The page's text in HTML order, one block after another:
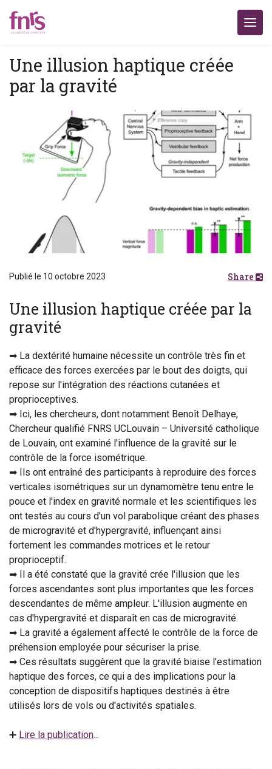
Une illusion haptique créée
par la gravité
Publié le 10 octobre 2023 Share
Une illusion haptique créée par la
gravité
➡ La dextérité humaine nécessite un contrôle très fin et
efficace des forces exercées par le bout des doigts, qui
repose sur l'intégration des réactions cutanées et
proprioceptives.
➡ Ici, les chercheurs, dont notamment Benoît Delhaye,
Chercheur qualifié FNRS UCLouvain – Université catholique
de Louvain, ont examiné l'influence de la gravité sur le
contrôle de la force isométrique.
➡ Ils ont entraîné des participants à reproduire des forces
verticales isométriques sur un dynamomètre tenu entre le
pouce et l'index en gravité normale et les scientifiques les
ont testés au cours d'un vol parabolique créant des phases
de microgravité et d'hypergravité, influençant ainsi
fortement les commandes motrices et le retour
proprioceptif.
➡ Il a été constaté que la gravité crée l'illusion que les
forces ascendantes sont plus importantes que les forces
descendantes de même ampleur. L'illusion augmente en
cas d'hypergravité et disparaît en cas de microgravité.
➡ La gravité a également affecté le contrôle de la force de
préhension employée pour sécuriser la prise.
➡ Ces résultats suggèrent que la gravité biaise l'estimation
haptique des forces, ce qui a des implications pour la
conception de dispositifs haptiques destinés à être
utilisés lors de vols ou d'activités spatiales.
➕ Lire la publication...